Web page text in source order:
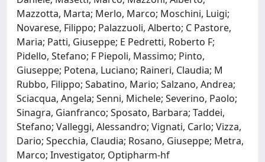
Mazzotta, Marta; Merlo, Marco; Moschini, Luigi;
Novarese, Filippo; Palazzuoli, Alberto; C Pastore,
Maria; Patti, Giuseppe; E Pedretti, Roberto F;
Pidello, Stefano; F Piepoli, Massimo; Pinto,
Giuseppe; Potena, Luciano; Raineri, Claudia; M
Rubbo, Filippo; Sabatino, Mario; Salzano, Andrea;
Sciacqua, Angela; Senni, Michele; Severino, Paolo;
Sinagra, Gianfranco; Sposato, Barbara; Taddei,
Stefano; Valleggi, Alessandro; Vignati, Carlo; Vizza,
Dario; Specchia, Claudia; Rosano, Giuseppe; Metra,
Marco; Investigator, Optipharm‐hf